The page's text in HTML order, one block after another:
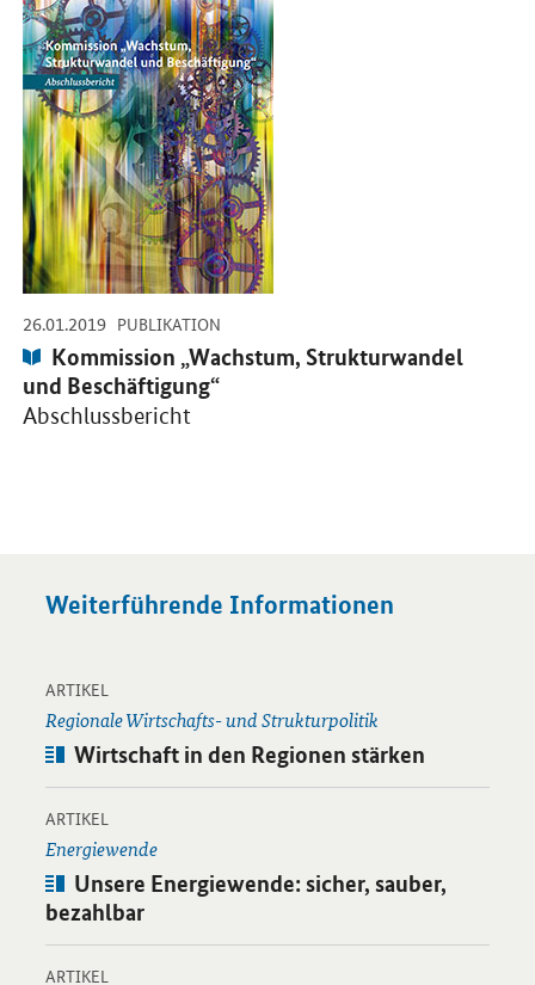
26.01.2019 -
PUBLIKATION
Publikation:
Kommission „Wachstum, Strukturwandel
und Beschäftigung“
Abschlussbericht
Weiterführende Informationen
ARTIKEL
Regionale Wirtschafts- und Strukturpolitik
Artikel:
Wirtschaft in den Regionen stärken
Öffnet Einzelsicht
ARTIKEL
Energiewende
Artikel:
Unsere Energiewende: sicher, sauber,
bezahlbar
Öffnet Einzelsicht
ARTIKEL
Öffnet Einzelsicht